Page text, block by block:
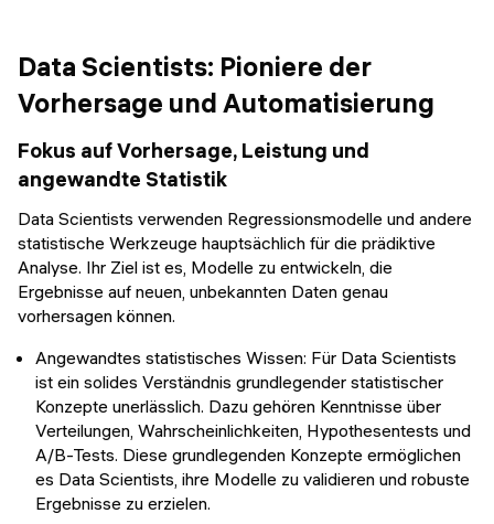
Data Scientists: Pioniere der
Vorhersage und Automatisierung
Fokus auf Vorhersage, Leistung und
angewandte Statistik
Data Scientists verwenden Regressionsmodelle und andere
statistische Werkzeuge hauptsächlich für die prädiktive
Analyse. Ihr Ziel ist es, Modelle zu entwickeln, die
Ergebnisse auf neuen, unbekannten Daten genau
vorhersagen können.
Angewandtes statistisches Wissen: Für Data Scientists
ist ein solides Verständnis grundlegender statistischer
Konzepte unerlässlich. Dazu gehören Kenntnisse über
Verteilungen, Wahrscheinlichkeiten, Hypothesentests und
A/B-Tests. Diese grundlegenden Konzepte ermöglichen
es Data Scientists, ihre Modelle zu validieren und robuste
Ergebnisse zu erzielen.